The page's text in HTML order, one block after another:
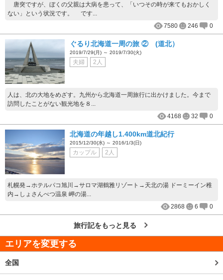
唐突ですが、ぼくの父親は大病を患って、「いつその時が来てもおかしく
ない」という状況です。 です...
7580
246 0
ぐるり北海道一周の旅 ② (道北）
2019/7/29(月) ～ 2019/7/30(火)
夫婦 2人
人は、北の大地をめざす。九州から北海道一周旅行に出かけました。今まで
訪問したことがない観光地を８...
4168
32 0
北海道の年越し1.400km道北紀行
2015/12/30(水) ～ 2016/1/3(日)
カップル 2人
札幌発→ホテルパコ旭川→サロマ湖鶴雅リゾート→天北の湯 ドーミーイン稚
内→しょさんべつ温泉 岬の湯...
2868
6 0
旅行記をもっと見る
エリアを変更する
全国